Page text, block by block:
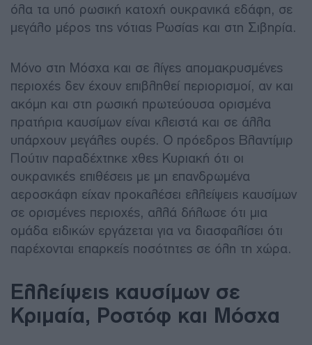
όλα τα υπό ρωσική κατοχή ουκρανικά εδάφη, σε
μεγάλο μέρος της νότιας Ρωσίας και στη Σιβηρία.
Μόνο στη Μόσχα και σε λίγες απομακρυσμένες
περιοχές δεν έχουν επιβληθεί περιορισμοί, αν και
ακόμη και στη ρωσική πρωτεύουσα ορισμένα
πρατήρια καυσίμων είναι κλειστά και σε άλλα
υπάρχουν μεγάλες ουρές. Ο πρόεδρος Βλαντίμιρ
Πούτιν παραδέχτηκε χθες Κυριακή ότι οι
ουκρανικές επιθέσεις με μη επανδρωμένα
αεροσκάφη είχαν προκαλέσει ελλείψεις καυσίμων
σε ορισμένες περιοχές, αλλά δήλωσε ότι μια
ομάδα ειδικών εργάζεται για να διασφαλίσει ότι
παρέχονται επαρκείς ποσότητες σε όλη τη χώρα.
Ελλείψεις καυσίμων σε
Κριμαία, Ροστόφ και Μόσχα